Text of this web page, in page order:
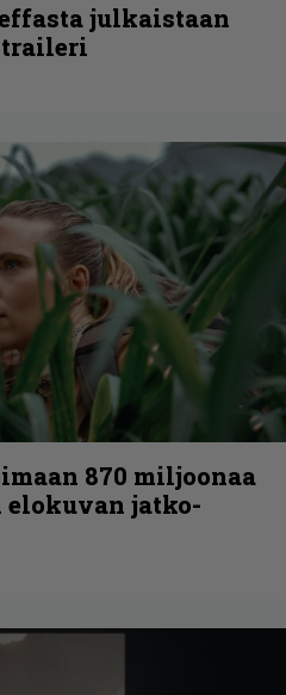
julkaistaan
traileri
870 miljoonaa
jatko-